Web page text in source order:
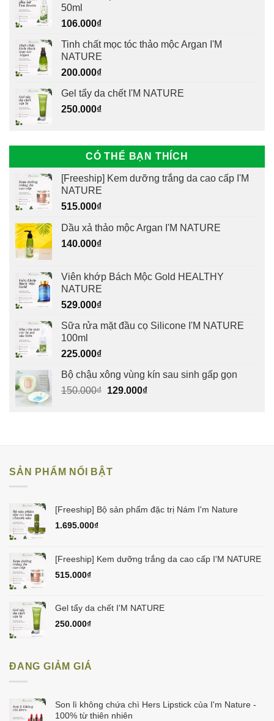
50ml
106.000₫
Tinh chất mọc tóc thảo mộc Argan I'M
NATURE
200.000₫
Gel tẩy da chết I'M NATURE
250.000₫
CÓ THỂ BẠN THÍCH
[Freeship] Kem dưỡng trắng da cao cấp I'M
NATURE
515.000₫
Dầu xả thảo mộc Argan I'M NATURE
140.000₫
Viên khớp Bách Mộc Gold HEALTHY
NATURE
529.000₫
Sữa rửa mặt đầu cọ Silicone I'M NATURE
100ml
225.000₫
Bộ chậu xông vùng kín sau sinh gấp gọn
150.000₫ Giá
129.000₫Giá
SẢN PHẨM NỔI BẬT
[Freeship] Bộ sản phẩm đặc trị Nám I'm Nature
1.695.000₫
[Freeship] Kem dưỡng trắng da cao cấp I'M NATURE
515.000₫
Gel tẩy da chết I'M NATURE
250.000₫
ĐANG GIẢM GIÁ
Son lì không chứa chì Hers Lipstick của I'm Nature -
100% từ thiên nhiên